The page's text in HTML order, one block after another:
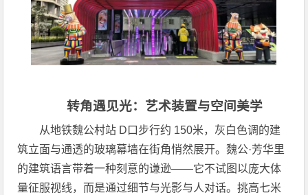
转角遇见光：艺术装置与空间美学
从地铁魏公村站 D口步行约 150米，灰白色调的建
筑立面与通透的玻璃幕墙在街角悄然展开。魏公·芳华里
的建筑语言带着一种刻意的谦逊——它不试图以庞大体
量征服视线，而是通过细节与光影与人对话。挑高七米